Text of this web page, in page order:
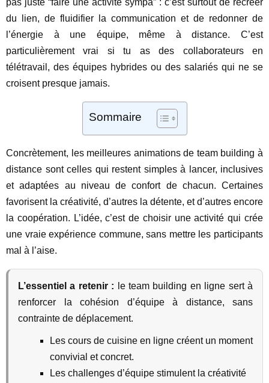
pas juste “faire une activité sympa” : c’est surtout de recréer
du lien, de fluidifier la communication et de redonner de
l’énergie à une équipe, même à distance. C’est
particulièrement vrai si tu as des collaborateurs en
télétravail, des équipes hybrides ou des salariés qui ne se
croisent presque jamais.
Sommaire
Concrètement, les meilleures animations de team building à
distance sont celles qui restent simples à lancer, inclusives
et adaptées au niveau de confort de chacun. Certaines
favorisent la créativité, d’autres la détente, et d’autres encore
la coopération. L’idée, c’est de choisir une activité qui crée
une vraie expérience commune, sans mettre les participants
mal à l’aise.
L’essentiel a retenir : le team building en ligne sert à
renforcer la cohésion d’équipe à distance, sans
contrainte de déplacement.
Les cours de cuisine en ligne créent un moment
convivial et concret.
Les challenges d’équipe stimulent la créativité